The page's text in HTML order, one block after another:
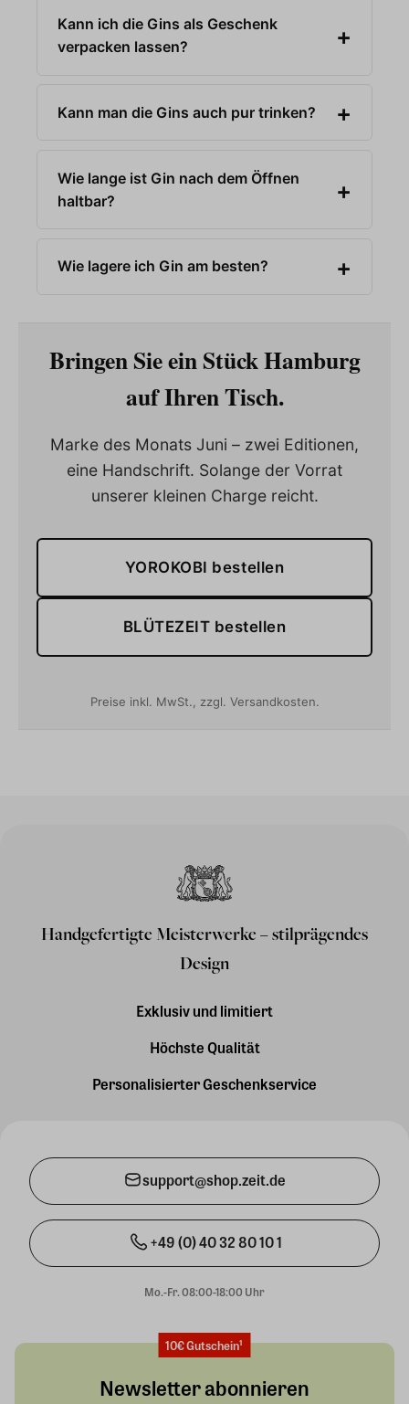
Kann ich die Gins als Geschenk
verpacken lassen?
Kann man die Gins auch pur trinken?
Wie lange ist Gin nach dem Öffnen
haltbar?
Wie lagere ich Gin am besten?
Bringen Sie ein Stück Hamburg
auf Ihren Tisch.
Marke des Monats Juni – zwei Editionen,
eine Handschrift. Solange der Vorrat
unserer kleinen Charge reicht.
YOROKOBI bestellen
BLÜTEZEIT bestellen
Preise inkl. MwSt., zzgl. Versandkosten.
Handgefertigte Meisterwerke – stilprägendes
Design
Exklusiv und limitiert
Höchste Qualität
Personalisierter Geschenkservice
support@shop.zeit.de
+49 (0) 40 32 80 10 1
Mo.-Fr. 08:00-18:00 Uhr
10€ Gutschein¹
Newsletter abonnieren